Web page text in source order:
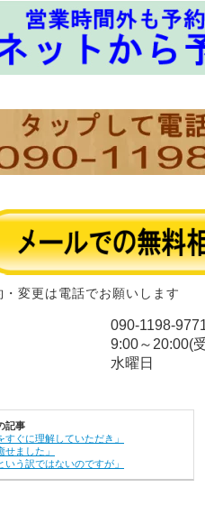
変更は電話でお願いします
090-1198-
9:00～20:00(
水曜日
記事
すぐに理解していただき」
せました」
いう訳ではないのですが」